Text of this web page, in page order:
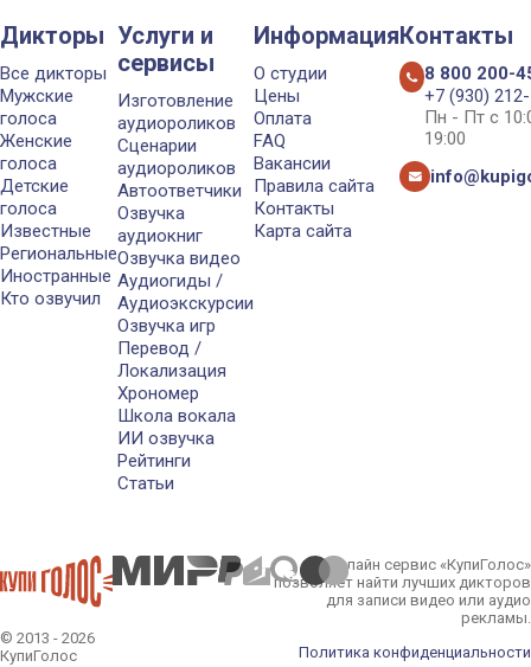
Дикторы
Все дикторы
Мужские
голоса
Женские
голоса
Детские
голоса
Известные
Региональные
Иностранные
Кто озвучил
Услуги и
сервисы
Изготовление
аудиороликов
Сценарии
аудиороликов
Автоответчики
Озвучка
аудиокниг
Озвучка видео
Аудиогиды /
Аудиоэкскурсии
Озвучка игр
Перевод /
Локализация
Хрономер
Школа вокала
ИИ озвучка
Рейтинги
Статьи
Информация
О студии
Цены
Оплата
FAQ
Вакансии
Правила сайта
Контакты
Карта сайта
Контакты
8 800 200-
+7 (930)
Пн - Пт с
19:00
© 2013 - 2026
КупиГолос
Онлайн сервис «КупиГолос»
позволяет найти лучших дикторов
для записи видео или аудио
рекламы.
Политика конфиденциальности